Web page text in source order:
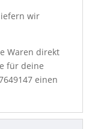
wir
Waren direkt
für deine
einen